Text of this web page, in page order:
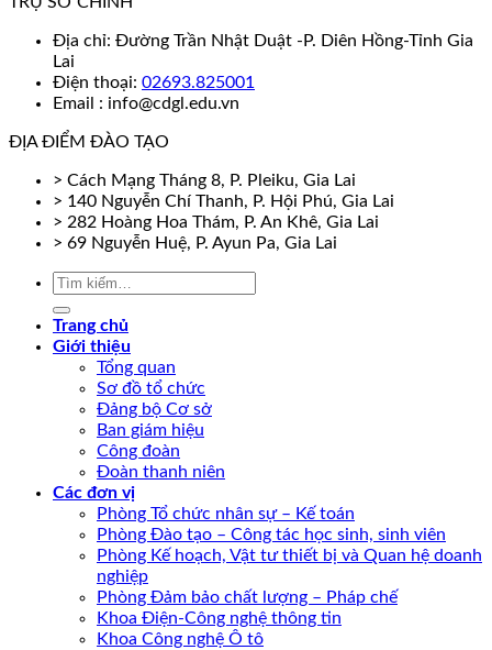
Địa chỉ: Đường Trần Nhật Duật -P. Diên Hồng-Tỉnh Gia
Lai
Điện thoại: 02693.825001
Email : info@cdgl.edu.vn
ĐỊA ĐIỂM ĐÀO TẠO
> Cách Mạng Tháng 8, P. Pleiku, Gia Lai
> 140 Nguyễn Chí Thanh, P. Hội Phú, Gia Lai
> 282 Hoàng Hoa Thám, P. An Khê, Gia Lai
> 69 Nguyễn Huệ, P. Ayun Pa, Gia Lai
Trang chủ
Giới thiệu
Tổng quan
Sơ đồ tổ chức
Đảng bộ Cơ sở
Ban giám hiệu
Công đoàn
Đoàn thanh niên
Các đơn vị
Phòng Tổ chức nhân sự – Kế toán
Phòng Đào tạo – Công tác học sinh, sinh viên
Phòng Kế hoạch, Vật tư thiết bị và Quan hệ doanh
nghiệp
Phòng Đảm bảo chất lượng – Pháp chế
Khoa Điện-Công nghệ thông tin
Khoa Công nghệ Ô tô